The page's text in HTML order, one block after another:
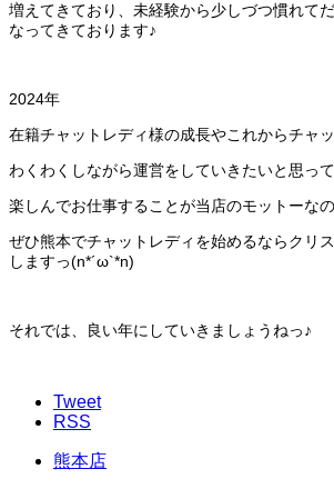
増えてきており、未経験から少しづつ慣れて
なってきております♪
2024年
在籍チャットレディ様の成長やこれからチャ
わくわくしながら運営をしていきたいと思っ
楽しんでお仕事することが当店のモットーな
ぜひ熊本でチャットレディを始めるならクリ
しますっ(n*´ω`*n)
それでは、良い年にしていきましょうねっ♪
Tweet
RSS
熊本店